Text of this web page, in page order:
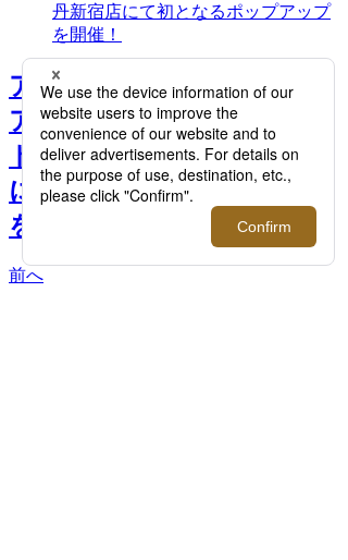
丹新宿店にて初となるポップアップ
を開催！
アメリカ屈指のゴルフウェ
アブランド＜イーストサイ
ドゴルフ＞が伊勢丹新宿店
にて初となるポップアップ
を開催！ >>
前へ